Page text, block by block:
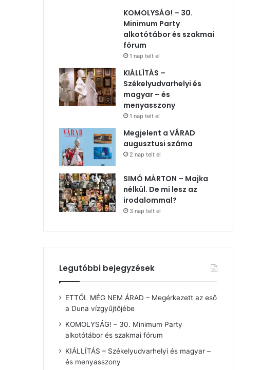
KOMOLYSÁG! – 30.
Minimum Party
alkotótábor és szakmai
fórum
1 nap telt el
KIÁLLÍTÁS –
Székelyudvarhelyi és
magyar – és
menyasszony
1 nap telt el
Megjelent a VÁRAD
augusztusi száma
2 nap telt el
SIMÓ MÁRTON – Majka
nélkül. De mi lesz az
irodalommal?
3 nap telt el
Legutóbbi bejegyzések
ETTŐL MÉG NEM ÁRAD – Megérkezett az eső
a Duna vízgyűjtőjébe
KOMOLYSÁG! – 30. Minimum Party
alkotótábor és szakmai fórum
KIÁLLÍTÁS – Székelyudvarhelyi és magyar –
és menyasszony